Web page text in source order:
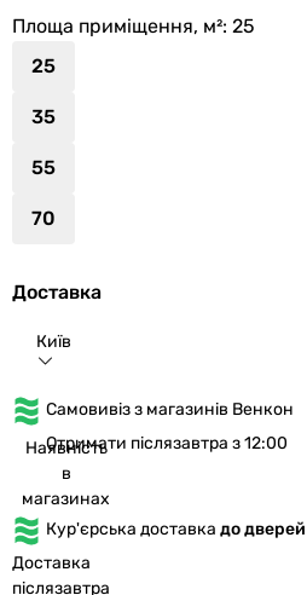
Площа приміщення, м²: 25
25
35
55
70
Доставка
Київ
Самовивіз з магазинів Венкон
Наявність
в
магазинах
Отримати післязавтра з 12:00
Кур'єрська доставка до дверей
Доставка
післязавтра